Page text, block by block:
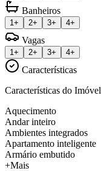
Banheiros
1+ 2+ 3+ 4+
Vagas
1+ 2+ 3+ 4+
Características
Características do Imóvel
Aquecimento
Andar inteiro
Ambientes integrados
Apartamento inteligente
Armário embutido
+Mais